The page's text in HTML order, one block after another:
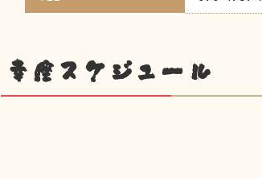
幸座スケジュール